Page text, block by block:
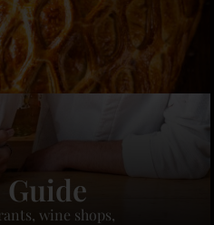
wine shops,